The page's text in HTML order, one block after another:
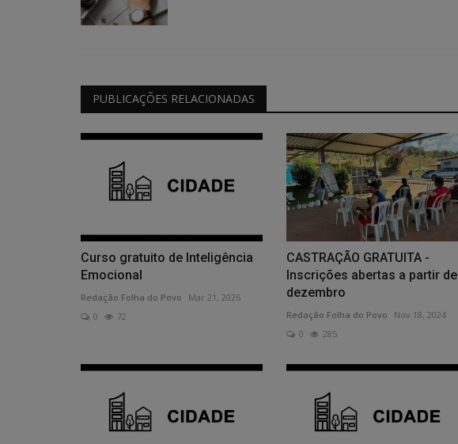
PUBLICAÇÕES RELACIONADAS
Curso gratuito de Inteligência
Emocional
Redação Folha do Povo
Mar 21, 2026
0
72
CASTRAÇÃO GRATUITA -
Inscrições abertas a partir de
dezembro
Redação Folha do Povo
Nov 18, 2024
0
285